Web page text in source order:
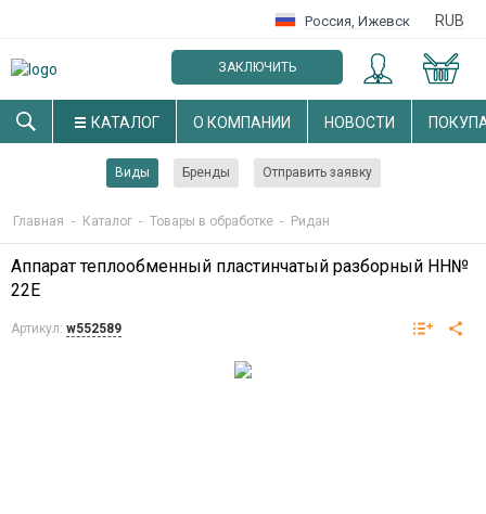
Россия, Ижевск RUB
ЗАКЛЮЧИТЬ
ОПТОВЫЙ ДОГОВОР
КАТАЛОГ О КОМПАНИИ НОВОСТИ
Виды Бренды Отправить заявку
Главная - Каталог - Товары в обработке - Ридан
Аппарат теплообменный пластинчатый разборный НН№
22E
Артикул: w552589